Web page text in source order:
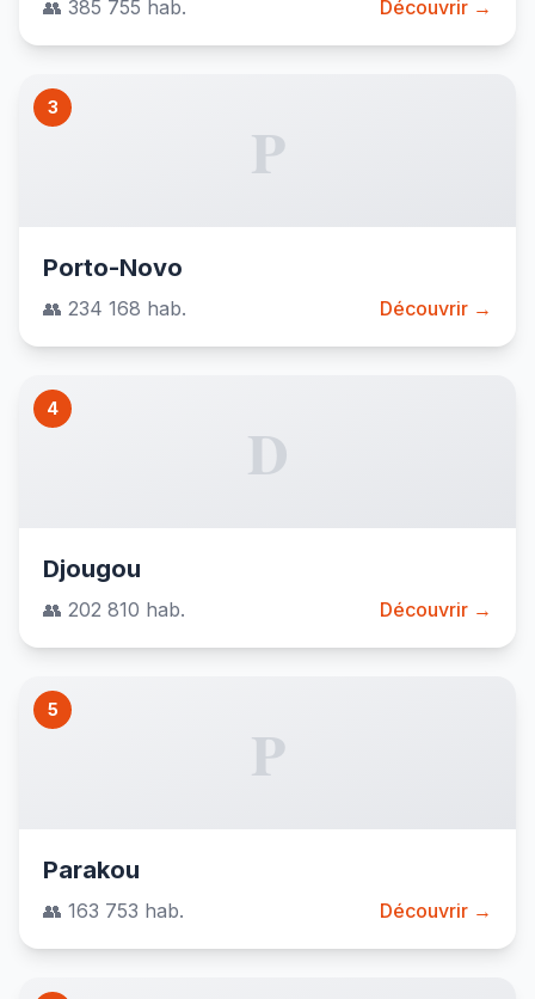
👥 385 755 hab. Découvrir →
3
P
Porto-Novo
👥 234 168 hab. Découvrir →
4
D
Djougou
👥 202 810 hab. Découvrir →
5
P
Parakou
👥 163 753 hab. Découvrir →